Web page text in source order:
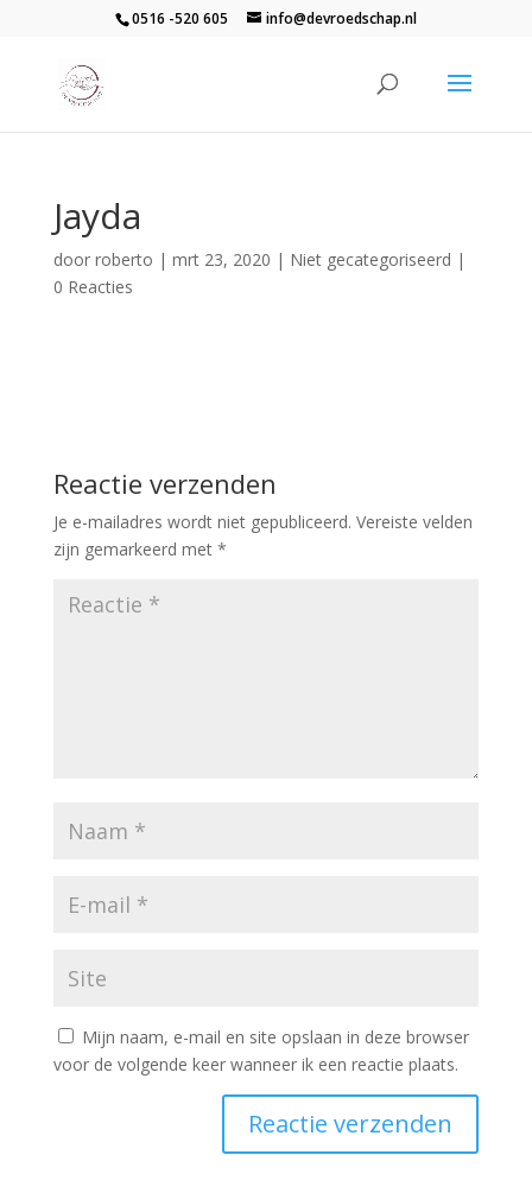
0516 -520 605 info@devroedschap.nl
Jayda
door roberto | mrt 23, 2020 | Niet gecategoriseerd |
0 Reacties
Reactie verzenden
Je e-mailadres wordt niet gepubliceerd. Vereiste velden
zijn gemarkeerd met *
Mijn naam, e-mail en site opslaan in deze browser
voor de volgende keer wanneer ik een reactie plaats.